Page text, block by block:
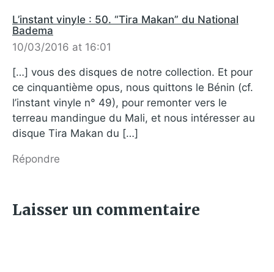
L’instant vinyle : 50. “Tira Makan” du National
Badema
10/03/2016 at 16:01
[…] vous des disques de notre collection. Et pour
ce cinquantième opus, nous quittons le Bénin (cf.
l’instant vinyle n° 49), pour remonter vers le
terreau mandingue du Mali, et nous intéresser au
disque Tira Makan du […]
Répondre
Laisser un commentaire